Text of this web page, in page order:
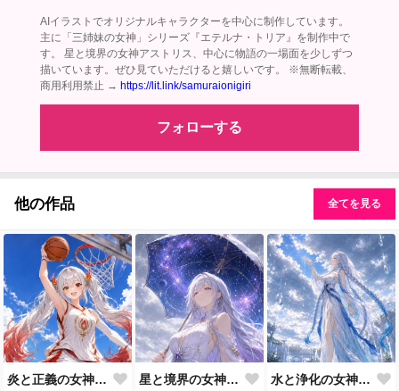
AIイラストでオリジナルキャラクターを中心に制作しています。
主に「三姉妹の女神」シリーズ『エテルナ・トリア』を制作中で
す。 星と境界の女神アストリス、中心に物語の一場面を少しずつ
描いています。ぜひ見ていただけると嬉しいです。 ※無断転載、
商用利用禁止 → https://lit.link/samuraionigiri
フォローする
他の作品 全てを見る
炎と正義の女神ティセリア バスケ 星と境界の女神アストリス 水と浄化の女神、ミレイア